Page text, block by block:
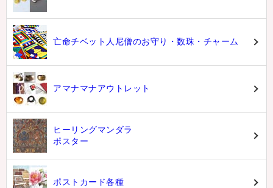
亡命チベット人尼僧のお守り・数珠・チャーム
アマナマナアウトレット
ヒーリングマンダラ
ポスター
ポストカード各種